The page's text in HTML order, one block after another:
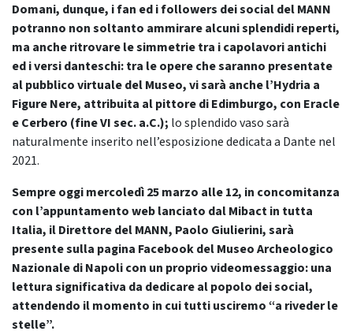
Domani, dunque, i fan ed i followers dei social del MANN
potranno non soltanto ammirare alcuni splendidi reperti,
ma anche ritrovare le simmetrie tra i capolavori antichi
ed i versi danteschi: tra le opere che saranno presentate
al pubblico virtuale del Museo, vi sarà anche l’Hydria a
Figure Nere, attribuita al pittore di Edimburgo, con Eracle
e Cerbero (fine VI sec. a.C.); lo splendido vaso sarà
naturalmente inserito nell’esposizione dedicata a Dante nel
2021.
Sempre oggi mercoledì 25 marzo alle 12, in concomitanza
con l’appuntamento web lanciato dal Mibact in tutta
Italia, il Direttore del MANN, Paolo Giulierini, sarà
presente sulla pagina Facebook del Museo Archeologico
Nazionale di Napoli con un proprio videomessaggio: una
lettura significativa da dedicare al popolo dei social,
attendendo il momento in cui tutti usciremo “a riveder le
stelle”.